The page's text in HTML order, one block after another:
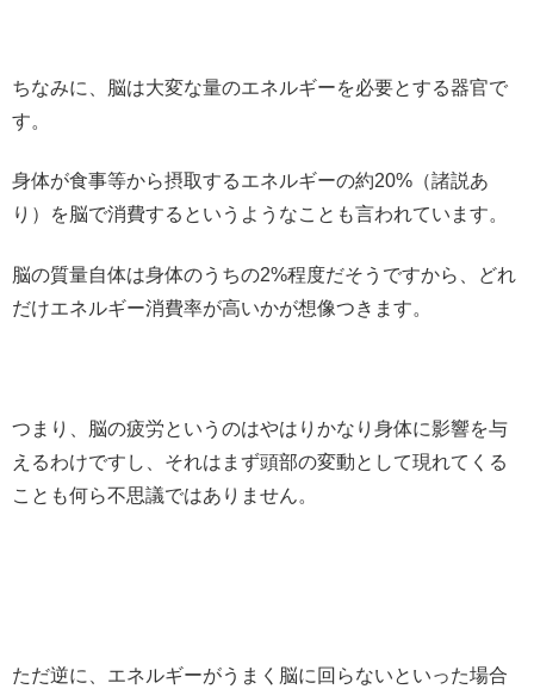
ちなみに、脳は大変な量のエネルギーを必要とする器官で
す。
身体が食事等から摂取するエネルギーの約20%（諸説あ
り）を脳で消費するというようなことも言われています。
脳の質量自体は身体のうちの2%程度だそうですから、どれ
だけエネルギー消費率が高いかが想像つきます。
つまり、脳の疲労というのはやはりかなり身体に影響を与
えるわけですし、それはまず頭部の変動として現れてくる
ことも何ら不思議ではありません。
ただ逆に、エネルギーがうまく脳に回らないといった場合